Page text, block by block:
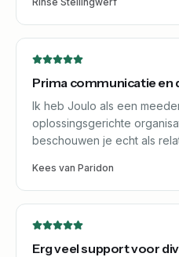
Prima communicatie en
Ik heb Joulo als een
oplossingsgerichte
beschouwen je echt als
Kees van Paridon
Erg veel support voor